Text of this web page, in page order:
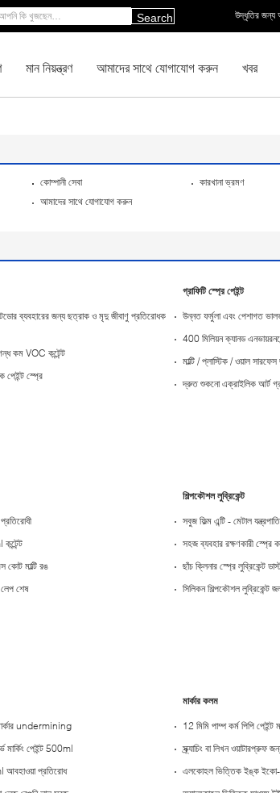
উদ্ধৃতির জন্য
Search
মান নিয়ন্ত্রণ আমাদের সাথে যোগাযোগ করুন খবর
কোম্পানী সেবা
কারখানা ভ্রমণ
আমাদের সাথে যোগাযোগ করুন
ব্যবহারের জন্য ছত্রাক ও মৃদু জীবাণু প্রতিরোধক
কম VOC কন্টেন্ট
পেইন্ট স্প্রে
গ্রাফিটি স্প্রে পেইন্ট
উন্নত ফর্মুলা এবং পেশাগত
400 মিলিয়ন ক্যানড
মাল্টি / প্লাস্টিক / ওয়াল
দ্রুত শুকনো এক্রাইলিক আর্ট
কোট মাল্টি রঙ
শেষ
শিল্পকৌশল লুব্রিকেন্ট
সবুজ ফিল্ম এন্টি - মেটাল
সহজ ব্যবহার রক্ষণকারী স্প্রে
ছাঁচ ক্লিনার স্প্রে লুব্রিকেন্ট
সিলিকন শিল্পকৌশল
undermining
মার্কিং পেইন্ট 500ml
আবহাওয়া প্রতিরোধ
মার্কার কলম
12 মিমি পাম্প কর্ম পিপি পেইন্ট
স্ক্র্যাচিং বা লিখন
এলকোহল ভিত্তিক ইঙ্ক ইকো-